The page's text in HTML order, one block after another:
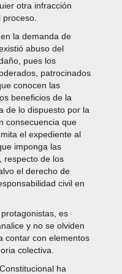
otra infracción
proceso.
la demanda de
abuso del
pues los
patrocinados
conocen las
beneficios de la
de lo dispuesto por la
consecuencia que
el expediente al
imponga las
respecto de los
el derecho de
civil en
es
y no se olviden
contar con elementos
colectiva.
ha